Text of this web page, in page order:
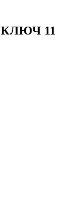
КЛЮЧ 11